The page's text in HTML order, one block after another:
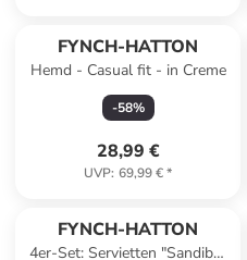
FYNCH-HATTON
Hemd - Casual fit - in Creme
-58%
28,99 €
UVP: 69,99 €*
FYNCH-HATTON
4er-Set: Servietten "Sandibe"